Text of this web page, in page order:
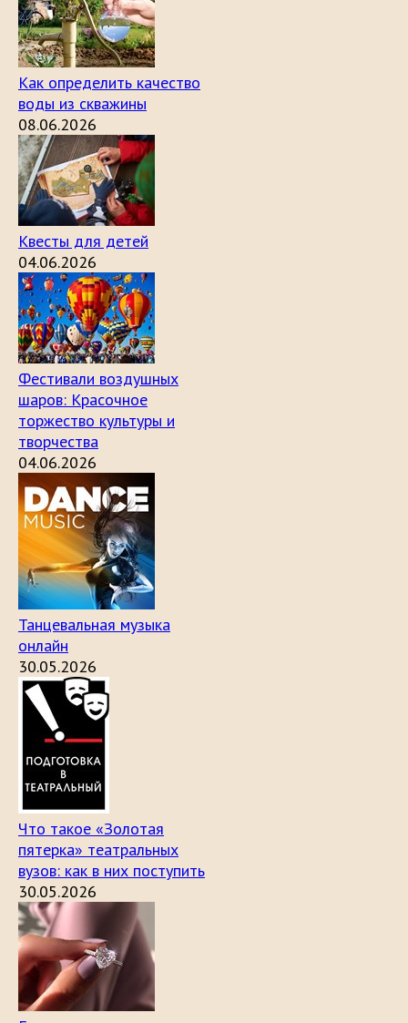
Как определить качество
воды из скважины
08.06.2026
Квесты для детей
04.06.2026
Фестивали воздушных
шаров: Красочное
торжество культуры и
творчества
04.06.2026
Танцевальная музыка
онлайн
30.05.2026
Что такое «Золотая
пятерка» театральных
вузов: как в них поступить
30.05.2026